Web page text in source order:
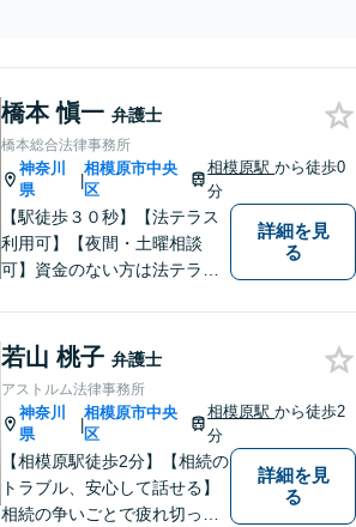
料請求、財産分与、養
など解決実績が豊富」
を第一に考えた対応を
心がけます【休日・夜
間相談可】
橋本 愼一 弁護士
橋本総合法律事務所
神奈川
県
|
相模原市中央
区
相模原駅から徒歩0
分
【駅徒歩３０秒】【法テラス
利用可】【夜間・土曜相談
可】資金のない方は法テラス
す。住宅ローンの支払で悩ま
れている方も一度ご相談くだ
さい。最高の結果が出せるよ
う自己研鑽を怠らず質の高い
仕事を目指します。
詳細を見
る
若山 桃子 弁護士
アストルム法律事務所
神奈川
県
|
相模原市中央
区
相模原駅から徒歩2
分
【相模原駅徒歩2分】【相続の
トラブル、安心して話せる】
相続の争いごとで疲れ切って
詳細を見
る